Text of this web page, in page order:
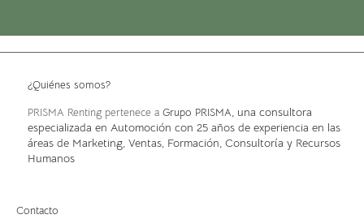
¿Quiénes somos?
PRISMA Renting pertenece a Grupo PRISMA, una consultora
especializada en Automoción con 25 años de experiencia en las
áreas de Marketing, Ventas, Formación, Consultoría y Recursos
Humanos
Contacto